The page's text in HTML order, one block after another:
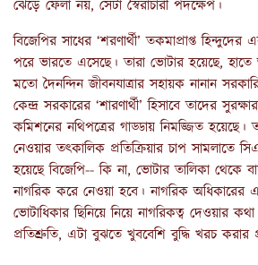
ঝেড়ে ফেলা নয়, সেটা স্বৈরাচারী
বিজেপির সাধের ‘শরণার্থী’ তকমাপ্রাপ্ত
পরে ভারতে এসেছে। তারা ভোটার হয়েছে,
মতো দৈনন্দিন জীবনযাত্রার সহায়ক নানান
কেন্দ্র সরকারের ‘শারণার্থী’ হিসাবে তাদের
কমিশনের নথিপত্রের গাড্ডায় নিমজ্জিত হয়েছে।
নেওয়ার তৎকালিক প্রতিক্রিয়ার চাপ সামলাতে
হয়েছে বিজেপি-- কি না, ভোটার তালিকা থেকে
নাগরিক করে নেওয়া হবে। নাগরিক অধিকারের
ভোটাধিকার ছিনিয়ে নিয়ে নাগরিকত্ব দেওয়ার
প্রতিশ্রুতি, এটা বুঝতে খুববেশি বুদ্ধি খরচ